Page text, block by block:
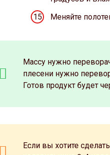
Меняйте
Массу нужно
плесени нужно
Готов продукт будет
Если вы хотите сделать